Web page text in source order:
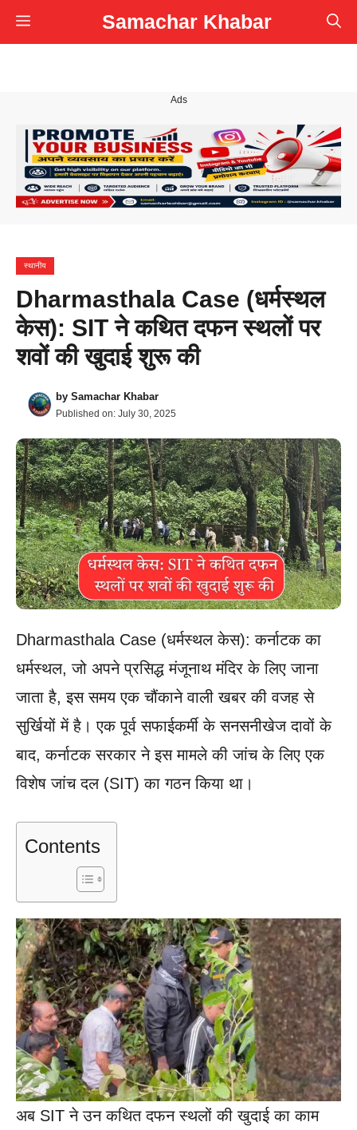
Skip
to
Samachar Khabar
Menu
Ads
स्थानीय
Dharmasthala Case (धर्मस्थल
केस): SIT ने कथित दफन स्थलों पर
शवों की खुदाई शुरू की
by Samachar Khabar
Published on: July 30, 2025
Dharmasthala Case (धर्मस्थल केस): कर्नाटक का
धर्मस्थल, जो अपने प्रसिद्ध मंजूनाथ मंदिर के लिए जाना
जाता है, इस समय एक चौंकाने वाली खबर की वजह से
सुर्खियों में है। एक पूर्व सफाईकर्मी के सनसनीखेज दावों के
बाद, कर्नाटक सरकार ने इस मामले की जांच के लिए एक
विशेष जांच दल (SIT) का गठन किया था।
Contents
अब SIT ने उन कथित दफन स्थलों की खुदाई का काम